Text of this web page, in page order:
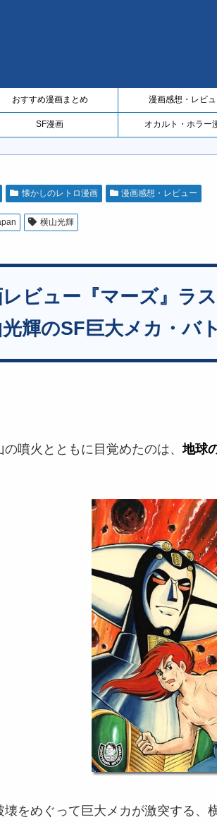
おすすめ漫画まとめ 漫画感想・レビ
SF漫画 オカルト・ホラー
懐かしのレトロ漫画 漫画感想・レビュー
横山光輝
ビュー『マーズ』ラ
輝のSF巨大メカ・バ
の噴火とともに目覚めたのは、地球
壊をめぐって巨大メカが激突する、